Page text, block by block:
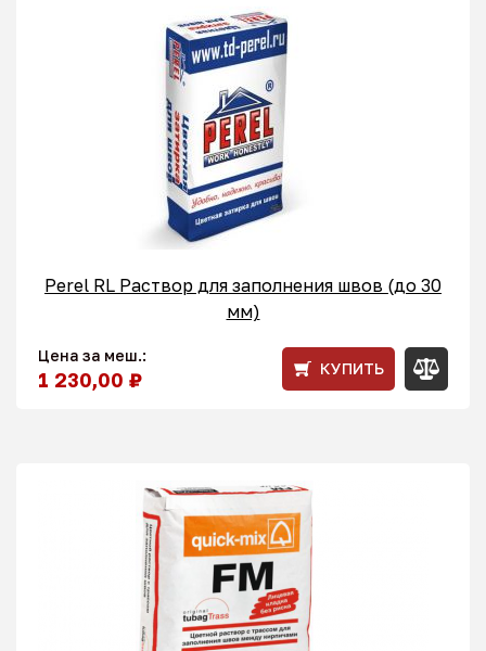
Perel RL Раствор для заполнения швов (до 30
мм)
Цена за меш.:
1 230,00 ₽ КУПИТЬ